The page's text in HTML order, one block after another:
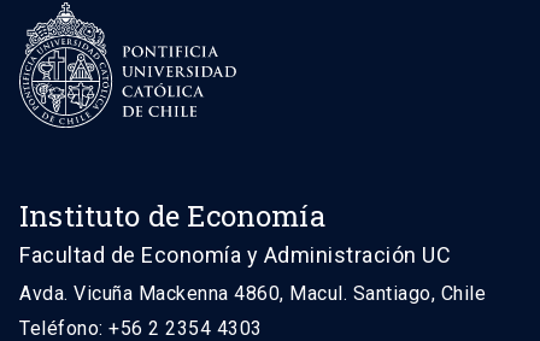
Instituto de Economía
Facultad de Economía y Administración UC
Avda. Vicuña Mackenna 4860, Macul. Santiago, Chile
Teléfono: +56 2 2354 4303